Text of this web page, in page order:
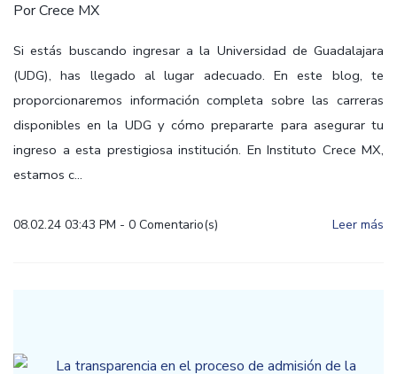
PorCrece MX
Si estás buscando ingresar a la Universidad de Guadalajara
(UDG), has llegado al lugar adecuado. En este blog, te
proporcionaremos información completa sobre las carreras
disponibles en la UDG y cómo prepararte para asegurar tu
ingreso a esta prestigiosa institución. En Instituto Crece MX,
estamos c...
08.02.24 03:43 PM - 0 Comentario(s) Leer más